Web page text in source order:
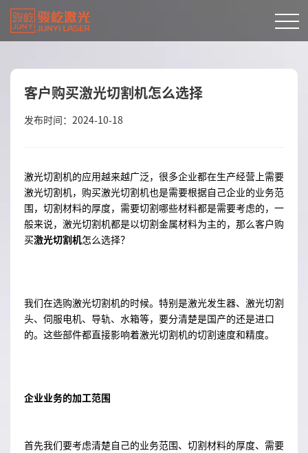
客户购买激光切割机怎么选择
发布时间：2024-10-18
激光切割机的应用越来越广泛，很多企业都在生产经营上需要
激光切割机，购买激光切割机也是需要根据自己企业的业务范
围，切割材料的厚度，需要切割哪些材料都是需要考虑的，一
般来说，激光切割机都是以切割金属材料为主的，那么客户购
买激光切割机怎么选择？
我们在选购激光切割机的时候。特别是激光发生器、激光切割
头、伺服电机、导轨、水箱等，要分清楚是国产的还是进口
的。这些部件都直接影响着激光切割机的切割速度和精度。
企业业务的加工范围
首先我们要考虑清楚自己的业务范围、切割材料的厚度、需要